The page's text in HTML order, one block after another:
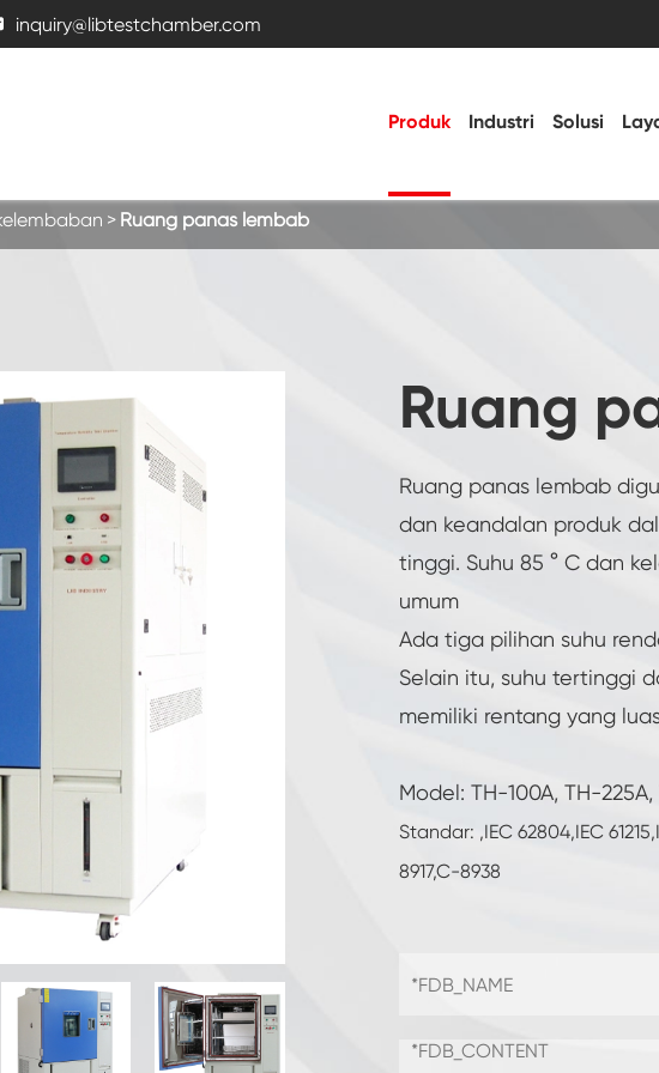
inquiry@libtestchamber.com
Produk
Ruang dingin panas
Ruang kelembapan suhu konstan
Ruang uji suhu rendah tinggi
Ruang kontrol lingkungan
Ruang tes iklim dan temperatur
LV124 peralatan uji suhu dan percikan air K-12
Industri Solusi
Ruang panas lembab
Ruang
Ruang panas lembab
dan keandalan produk
tinggi. Suhu 85 ° C dan
umum
Ada tiga pilihan suhu
Selain itu, suhu tertinggi
memiliki rentang yang
Model: TH-100A, TH-
Standar: ,IEC 62804,IEC
8917,C-8938